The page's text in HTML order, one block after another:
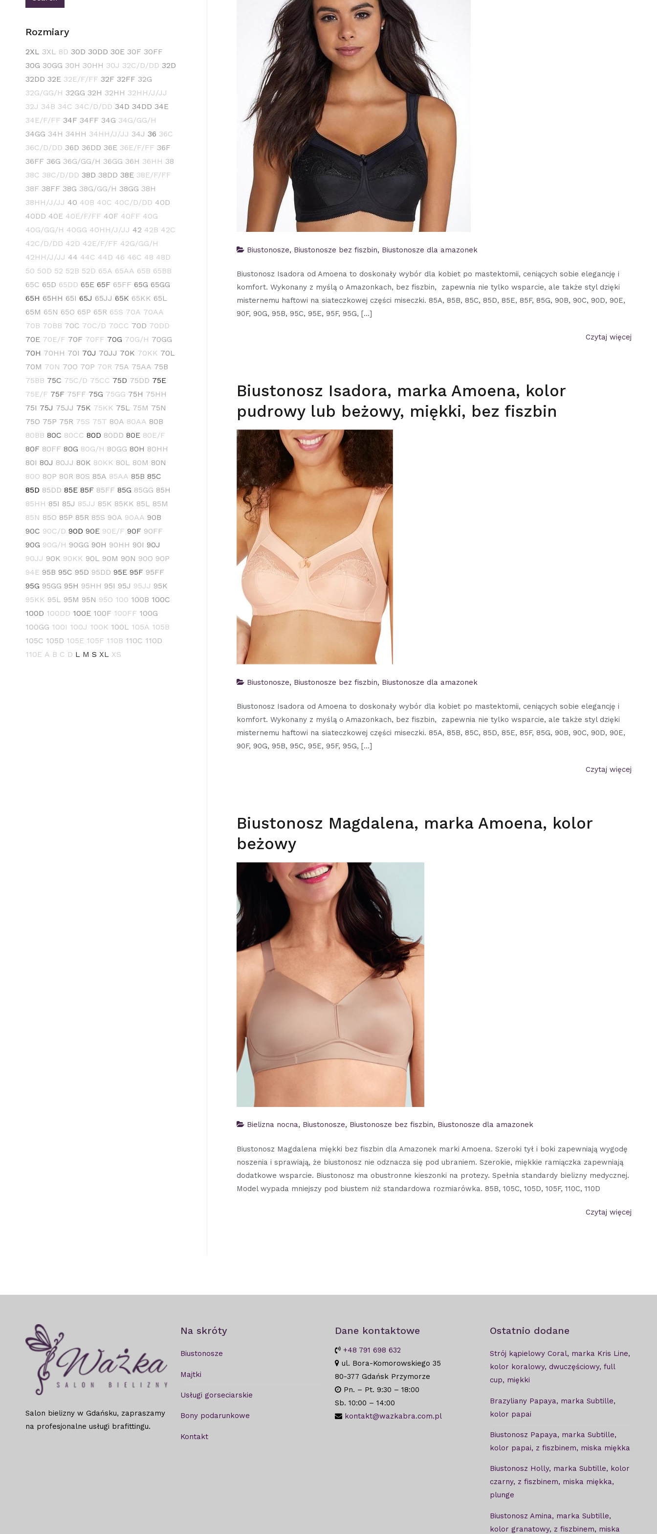
Biustonosze, Biustonosze bez fiszbin, Biustonosze dla amazonek
Biustonosz Isadora od Amoena to doskonały wybór dla kobiet po mastektomii, ceniących sobie elegancję i
komfort. Wykonany z myślą o Amazonkach, bez fiszbin, zapewnia nie tylko wsparcie, ale także styl dzięki
misternemu haftowi na siateczkowej części miseczki. 85A, 85B, 85C, 85D, 85E, 85F, 85G, 90B, 90C, 90D, 90E,
90F, 90G, 95B, 95C, 95E, 95F, 95G, […]
Czytaj więcej
Biustonosz Isadora, marka Amoena, kolor
pudrowy lub beżowy, miękki, bez fiszbin
Biustonosze, Biustonosze bez fiszbin, Biustonosze dla amazonek
Biustonosz Isadora od Amoena to doskonały wybór dla kobiet po mastektomii, ceniących sobie elegancję i
komfort. Wykonany z myślą o Amazonkach, bez fiszbin, zapewnia nie tylko wsparcie, ale także styl dzięki
misternemu haftowi na siateczkowej części miseczki. 85A, 85B, 85C, 85D, 85E, 85F, 85G, 90B, 90C, 90D, 90E,
90F, 90G, 95B, 95C, 95E, 95F, 95G, […]
Czytaj więcej
Biustonosz Magdalena, marka Amoena, kolor
beżowy
Bielizna nocna, Biustonosze, Biustonosze bez fiszbin, Biustonosze dla amazonek
Biustonosz Magdalena miękki bez fiszbin dla Amazonek marki Amoena. Szeroki tył i boki zapewniają wygodę
noszenia i sprawiają, że biustonosz nie odznacza się pod ubraniem. Szerokie, miękkie ramiączka zapewniają
dodatkowe wsparcie. Biustonosz ma obustronne kieszonki na protezy. Spełnia standardy bielizny medycznej.
Model wypada mniejszy pod biustem niż standardowa rozmiarówka. 85B, 105C, 105D, 105F, 110C, 110D
Czytaj więcej
Rozmiary
2XL 3XL 8D 30D 30DD 30E 30F 30FF
30G 30GG 30H 30HH 30J 32C/D/DD 32D
32DD 32E 32E/F/FF 32F 32FF 32G
32G/GG/H 32GG 32H 32HH 32HH/J/JJ
32J 34B 34C 34C/D/DD 34D 34DD 34E
34E/F/FF 34F 34FF 34G 34G/GG/H
34GG 34H 34HH 34HH/J/JJ 34J 36 36C
36C/D/DD 36D 36DD 36E 36E/F/FF 36F
36FF 36G 36G/GG/H 36GG 36H 36HH 38
38C 38C/D/DD 38D 38DD 38E 38E/F/FF
38F 38FF 38G 38G/GG/H 38GG 38H
38HH/J/JJ 40 40B 40C 40C/D/DD 40D
40DD 40E 40E/F/FF 40F 40FF 40G
40G/GG/H 40GG 40HH/J/JJ 42 42B 42C
42C/D/DD 42D 42E/F/FF 42G/GG/H
42HH/J/JJ 44 44C 44D 46 46C 48 48D
50 50D 52 52B 52D 65A 65AA 65B 65BB
65C 65D 65DD 65E 65F 65FF 65G 65GG
65H 65HH 65I 65J 65JJ 65K 65KK 65L
65M 65N 65O 65P 65R 65S 70A 70AA
70B 70BB 70C 70C/D 70CC 70D 70DD
70E 70E/F 70F 70FF 70G 70G/H 70GG
70H 70HH 70I 70J 70JJ 70K 70KK 70L
70M 70N 70O 70P 70R 75A 75AA 75B
75BB 75C 75C/D 75CC 75D 75DD 75E
75E/F 75F 75FF 75G 75GG 75H 75HH
75I 75J 75JJ 75K 75KK 75L 75M 75N
75O 75P 75R 75S 75T 80A 80AA 80B
80BB 80C 80CC 80D 80DD 80E 80E/F
80F 80FF 80G 80G/H 80GG 80H 80HH
80I 80J 80JJ 80K 80KK 80L 80M 80N
80O 80P 80R 80S 85A 85AA 85B 85C
85D 85DD 85E 85F 85FF 85G 85GG 85H
85HH 85I 85J 85JJ 85K 85KK 85L 85M
85N 85O 85P 85R 85S 90A 90AA 90B
90C 90C/D 90D 90E 90E/F 90F 90FF
90G 90G/H 90GG 90H 90HH 90I 90J
90JJ 90K 90KK 90L 90M 90N 90O 90P
94E 95B 95C 95D 95DD 95E 95F 95FF
95G 95GG 95H 95HH 95I 95J 95JJ 95K
95KK 95L 95M 95N 95O 100 100B 100C
100D 100DD 100E 100F 100FF 100G
100GG 100I 100J 100K 100L 105A 105B
105C 105D 105E 105F 110B 110C 110D
110E A B C D L M S XL XS
Salon bielizny w Gdańsku, zapraszamy
na profesjonalne usługi brafittingu.
Na skróty
Biustonosze
Majtki
Usługi gorseciarskie
Bony podarunkowe
Kontakt
Dane kontaktowe
+48 791 698 632
ul. Bora-Komorowskiego 35
80-377 Gdańsk Przymorze
Pn. – Pt. 9:30 – 18:00
Sb. 10:00 – 14:00
kontakt@wazkabra.com.pl
Ostatnio dodane
Strój kąpielowy Coral, marka Kris Line,
kolor koralowy, dwuczęściowy, full
cup, miękki
Brazyliany Papaya, marka Subtille,
kolor papai
Biustonosz Papaya, marka Subtille,
kolor papai, z fiszbinem, miska miękka
Biustonosz Holly, marka Subtille, kolor
czarny, z fiszbinem, miska miękka,
plunge
Biustonosz Amina, marka Subtille,
kolor granatowy, z fiszbinem, miska